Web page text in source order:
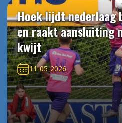
Hoek lijdt nederlaag
en raakt aansluiting
kwijt
11-05-2026